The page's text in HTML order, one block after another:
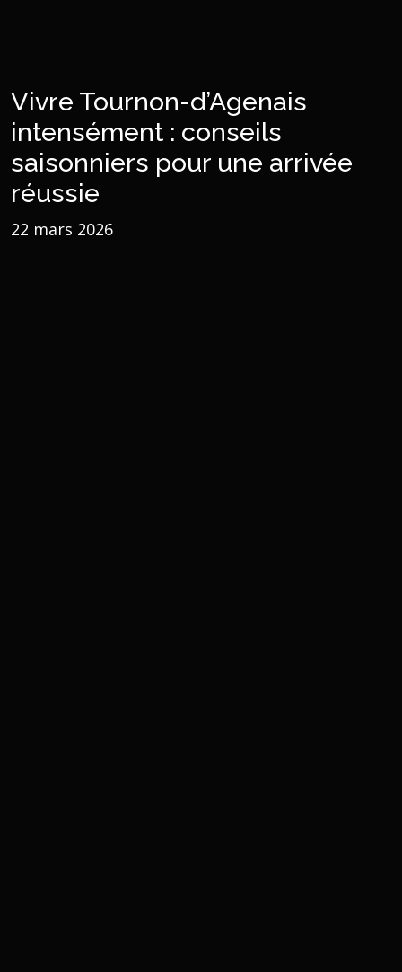
Vivre Tournon-d’Agenais
intensément : conseils
saisonniers pour une arrivée
réussie
22 mars 2026